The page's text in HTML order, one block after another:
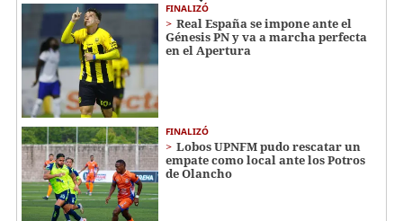
FINALIZÓ
Real España se impone ante el
Génesis PN y va a marcha perfecta
en el Apertura
FINALIZÓ
Lobos UPNFM pudo rescatar un
empate como local ante los Potros
de Olancho